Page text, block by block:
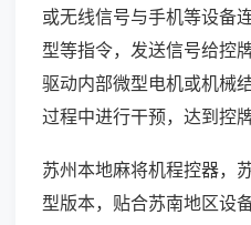
或无线信号与手机等设备
型等指令，发送信号给控
驱动内部微型电机或机械
过程中进行干预，达到控牌
苏州本地麻将机程控器，
型版本，贴合苏南地区设